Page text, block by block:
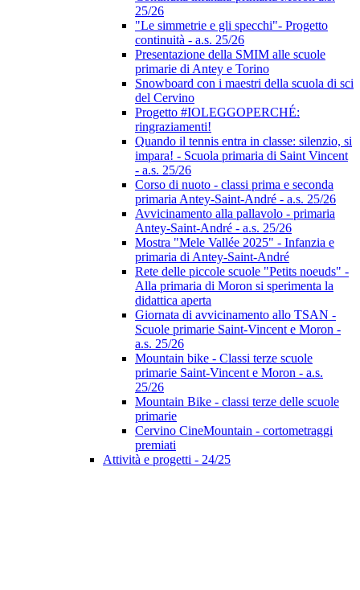
25/26
"Le simmetrie e gli specchi"- Progetto
continuità - a.s. 25/26
Presentazione della SMIM alle scuole
primarie di Antey e Torino
Snowboard con i maestri della scuola di sci
del Cervino
Progetto #IOLEGGOPERCHÉ:
ringraziamenti!
Quando il tennis entra in classe: silenzio, si
impara! - Scuola primaria di Saint Vincent
- a.s. 25/26
Corso di nuoto - classi prima e seconda
primaria Antey-Saint-André - a.s. 25/26
Avvicinamento alla pallavolo - primaria
Antey-Saint-André - a.s. 25/26
Mostra "Mele Vallée 2025" - Infanzia e
primaria di Antey-Saint-André
Rete delle piccole scuole "Petits noeuds" -
Alla primaria di Moron si sperimenta la
didattica aperta
Giornata di avvicinamento allo TSAN -
Scuole primarie Saint-Vincent e Moron -
a.s. 25/26
Mountain bike - Classi terze scuole
primarie Saint-Vincent e Moron - a.s.
25/26
Mountain Bike - classi terze delle scuole
primarie
Cervino CineMountain - cortometraggi
premiati
Attività e progetti - 24/25